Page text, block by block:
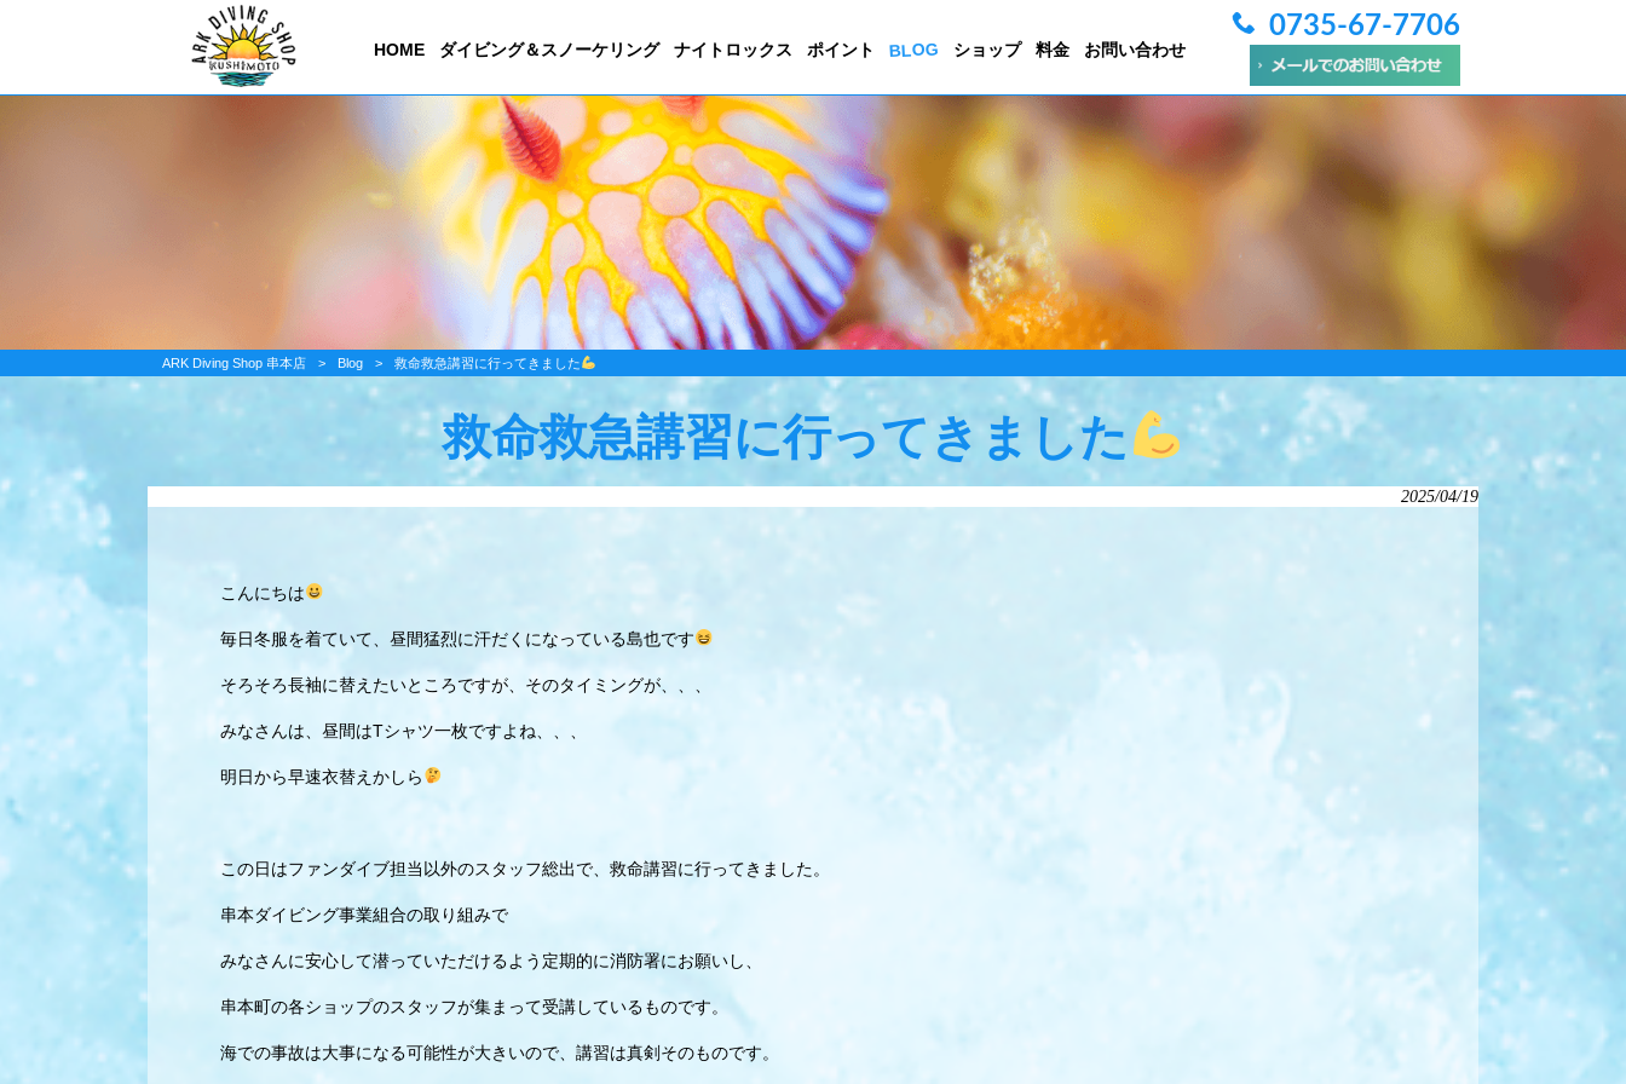
HOME ダイビング＆スノーケリング ナイトロックス ポイント BLOG ショップ 料金 お問い合わせ
0735-67-7706
ARK Diving Shop 串本店 > Blog > 救命救急講習に行ってきました
救命救急講習に行ってきました
2025/04/19
こんにちは
毎日冬服を着ていて、昼間猛烈に汗だくになっている島也です
そろそろ長袖に替えたいところですが、そのタイミングが、、、
みなさんは、昼間はTシャツ一枚ですよね、、、
明日から早速衣替えかしら
この日はファンダイブ担当以外のスタッフ総出で、救命講習に行ってきました。
串本ダイビング事業組合の取り組みで
みなさんに安心して潜っていただけるよう定期的に消防署にお願いし、
串本町の各ショップのスタッフが集まって受講しているものです。
海での事故は大事になる可能性が大きいので、講習は真剣そのものです。